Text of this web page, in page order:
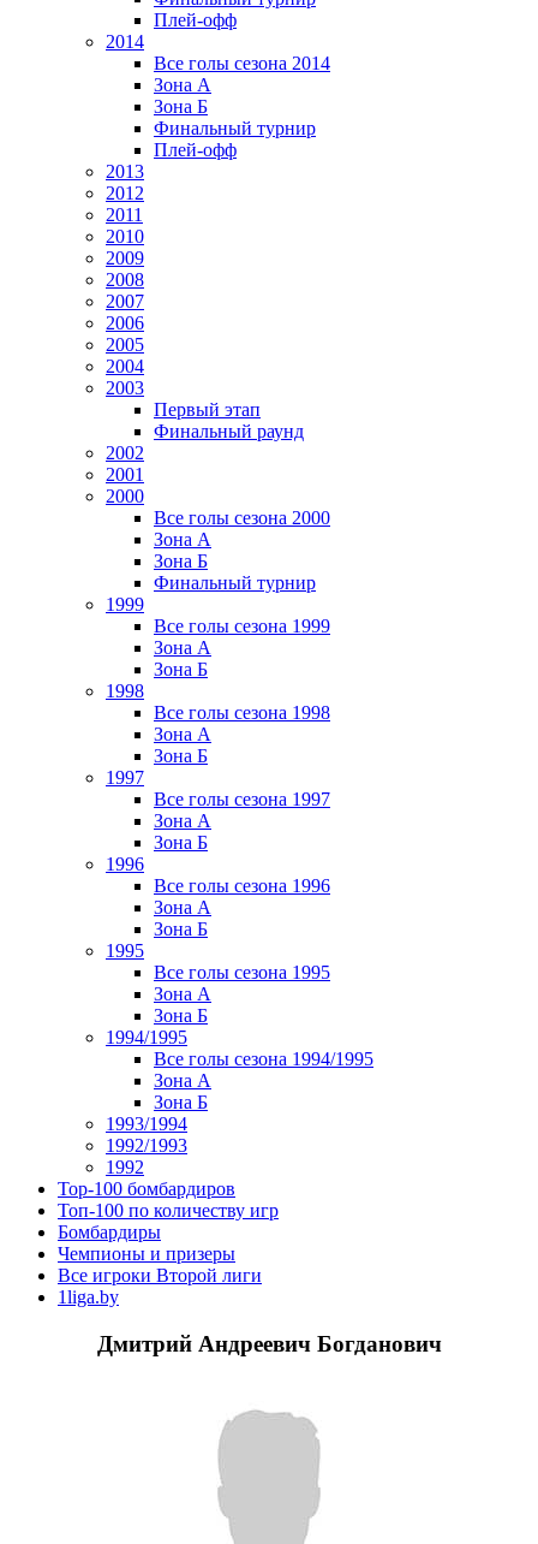
Плей-офф
2014
Все голы сезона 2014
Зона А
Зона Б
Финальный турнир
Плей-офф
2013
2012
2011
2010
2009
2008
2007
2006
2005
2004
2003
Первый этап
Финальный раунд
2002
2001
2000
Все голы сезона 2000
Зона А
Зона Б
Финальный турнир
1999
Все голы сезона 1999
Зона А
Зона Б
1998
Все голы сезона 1998
Зона А
Зона Б
1997
Все голы сезона 1997
Зона А
Зона Б
1996
Все голы сезона 1996
Зона А
Зона Б
1995
Все голы сезона 1995
Зона А
Зона Б
1994/1995
Все голы сезона 1994/1995
Зона А
Зона Б
1993/1994
1992/1993
1992
Top-100 бомбардиров
Топ-100 по количеству игр
Бомбардиры
Чемпионы и призеры
Все игроки Второй лиги
1liga.by
Дмитрий Андреевич Богданович